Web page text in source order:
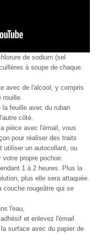
de sodium (sel
à soupe de chaque.
avec de l'alcool, y compris
la feuille avec du ruban
côté.
pièce avec l'émail, vous
pour réaliser des traits
utiliser un autocollant, ou
propre pochoir.
1 à 2 heures. Plus la
plus elle sera attaquée.
couche rougeâtre qui se
l'eau,
et enlevez l'émail
surface avec du papier de